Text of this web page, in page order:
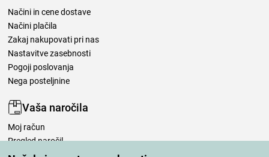
Načini in cene dostave
Načini plačila
Zakaj nakupovati pri nas
Nastavitve zasebnosti
Pogoji poslovanja
Nega posteljnine
Vaša naročila
Moj račun
Pregled naročil
Reklamacija